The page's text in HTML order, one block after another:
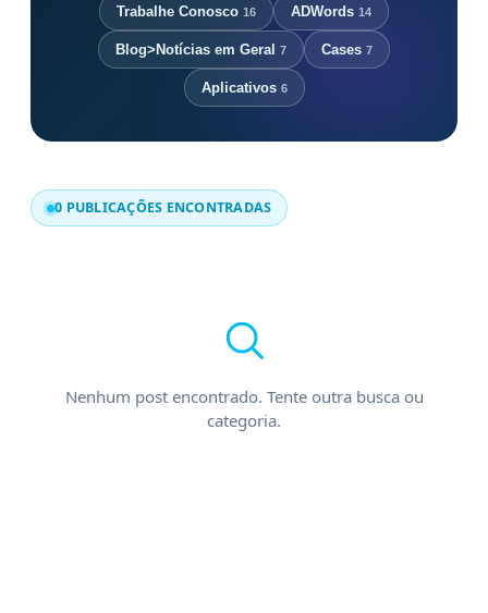
Trabalhe Conosco 16 ADWords 14
Blog>Notícias em Geral 7 Cases 7
Aplicativos 6
0 PUBLICAÇÕES ENCONTRADAS
Nenhum post encontrado. Tente outra busca ou
categoria.